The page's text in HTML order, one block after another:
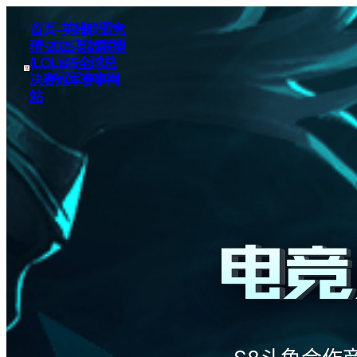
首页–英雄联盟竞
猜-2025英雄联盟
(LOL)s15全球总
决赛冠军赛事网
站